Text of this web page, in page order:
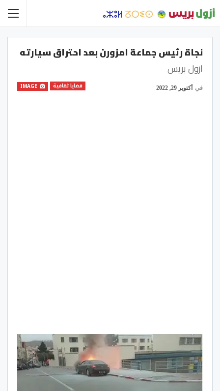
نجاة رئيس جماعة امزورن بعد احتراق سيارته
ازول بريس
قضايا ثقافية في أكتوبر 29, 2022